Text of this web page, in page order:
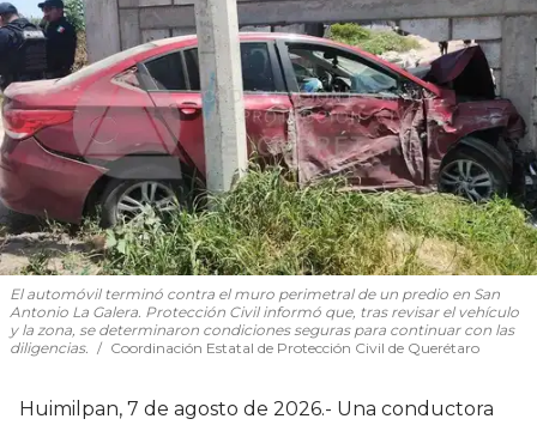
El automóvil terminó contra el muro perimetral de un predio en San
Antonio La Galera. Protección Civil informó que, tras revisar el vehículo
y la zona, se determinaron condiciones seguras para continuar con las
diligencias.
Coordinación Estatal de Protección Civil de Querétaro
Huimilpan, 7 de agosto de 2026.- Una conductora